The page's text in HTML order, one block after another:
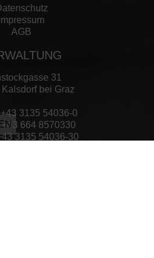
Impressum
AGB
31
bei Graz
+43 3135 54036-0
+43 664 8570330
3135 54036-30